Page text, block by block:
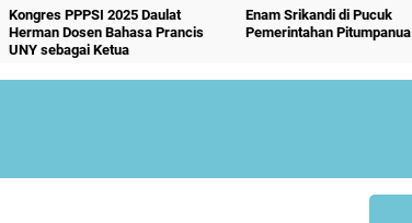
Kongres PPPSI 2025 Daulat
Herman Dosen Bahasa Prancis
UNY sebagai Ketua
Enam Srikandi di Pucuk
Pemerintahan Pitumpanua